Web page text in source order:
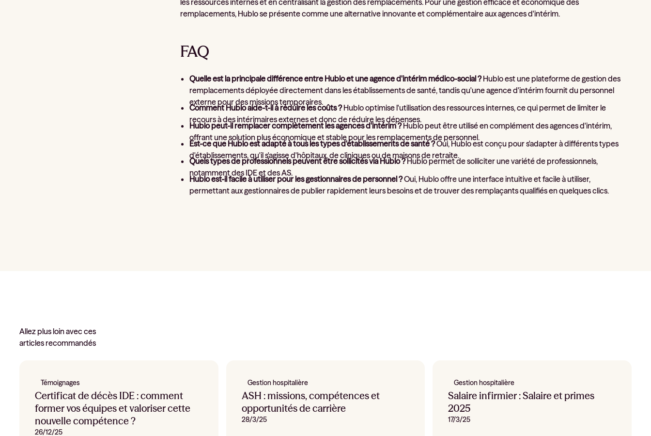
remplacements, Hublo se présente comme une alternative innovante et complémentaire aux agences d'intérim.
FAQ
Quelle est la principale différence entre Hublo et une agence d'intérim médico-social ?Hublo est une plateforme de gestion des
remplacements déployée directement dans les établissements de santé, tandis qu'une agence d'intérim fournit du personnel
externe pour des missions temporaires.
Comment Hublo aide-t-il à réduire les coûts ?Hublo optimise l'utilisation des ressources internes, ce qui permet de limiter le
recours à des intérimaires externes et donc de réduire les dépenses.
Hublo peut-il remplacer complètement les agences d'intérim ?Hublo peut être utilisé en complément des agences d'intérim,
offrant une solution plus économique et stable pour les remplacements de personnel.
Est-ce que Hublo est adapté à tous les types d'établissements de santé ?Oui, Hublo est conçu pour s'adapter à différents types
d'établissements, qu'il s'agisse d'hôpitaux, de cliniques ou de maisons de retraite.
Quels types de professionnels peuvent être sollicités via Hublo ?Hublo permet de solliciter une variété de professionnels,
notamment des IDE et des AS.
Hublo est-il facile à utiliser pour les gestionnaires de personnel ?Oui, Hublo offre une interface intuitive et facile à utiliser,
permettant aux gestionnaires de publier rapidement leurs besoins et de trouver des remplaçants qualifiés en quelques clics.
Allez plus loin avec ces
articles recommandés
Témoignages
Certificat de décès IDE : comment
former vos équipes et valoriser cette
nouvelle compétence ?
26/12/25
Gestion hospitalière
ASH : missions, compétences et
opportunités de carrière
28/3/25
Gestion hospitalière
Salaire infirmier : Salaire et primes
2025
17/3/25